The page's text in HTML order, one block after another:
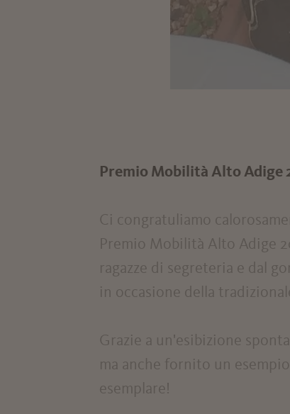
Premio Mobilità Alto Adige
Ci congratuliamo
Premio Mobilità Alto Adige
ragazze di segreteria e dal
in occasione della
Grazie a un'esibizione
ma anche fornito un
esemplare!